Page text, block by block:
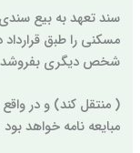
سند تعهد به بیع
مسکنی را طبق
شخص دیگری بفروشد
( منتقل کند) و در واقع
مبایعه نامه خواهد